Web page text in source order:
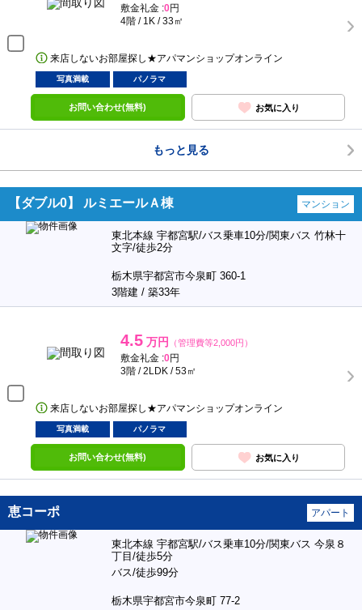
敷金礼金 :0円
4階 / 1K / 33㎡
来店しないお部屋探し★アパマンショップオンライン
写真満載 パノラマ
お問い合わせ(無料) お気に入り
もっと見る
【ダブル0】 ルミエールＡ棟 マンション
東北本線 宇都宮駅/バス乗車10分/関東バス 竹林十
文字/徒歩2分
栃木県宇都宮市今泉町 360-1
3階建 / 築33年
4.5 万円 （管理費等2,000円）
敷金礼金 :0円
3階 / 2LDK / 53㎡
来店しないお部屋探し★アパマンショップオンライン
写真満載 パノラマ
お問い合わせ(無料) お気に入り
恵コーポ アパート
東北本線 宇都宮駅/バス乗車10分/関東バス 今泉８
丁目/徒歩5分
バス/徒歩99分
栃木県宇都宮市今泉町 77-2